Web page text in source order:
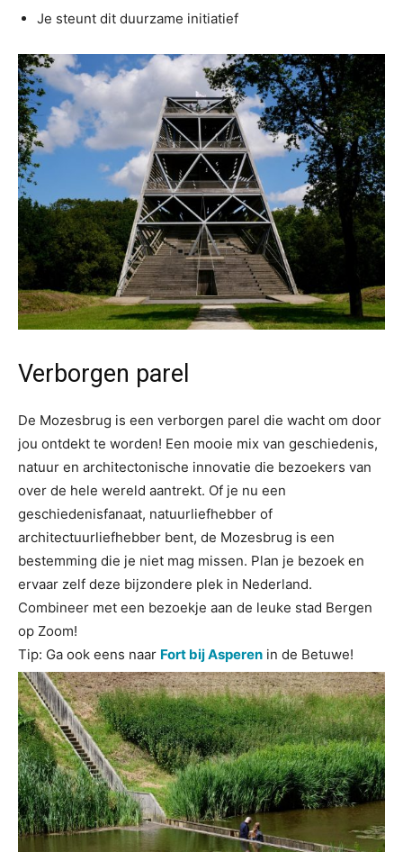
Je steunt dit duurzame initiatief
Verborgen parel
De Mozesbrug is een verborgen parel die wacht om door
jou ontdekt te worden! Een mooie mix van geschiedenis,
natuur en architectonische innovatie die bezoekers van
over de hele wereld aantrekt. Of je nu een
geschiedenisfanaat, natuurliefhebber of
architectuurliefhebber bent, de Mozesbrug is een
bestemming die je niet mag missen. Plan je bezoek en
ervaar zelf deze bijzondere plek in Nederland.
Combineer met een bezoekje aan de leuke stad Bergen
op Zoom!
Tip: Ga ook eens naar Fort bij Asperen in de Betuwe!